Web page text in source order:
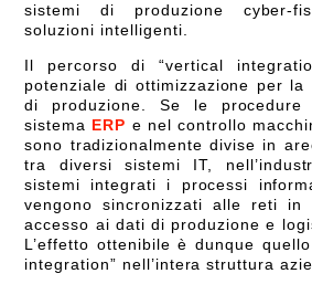
sistemi di produzione cyber-
soluzioni intelligenti.
Il percorso di “vertical
potenziale di ottimizzazione per
di produzione. Se le
sistema ERP e nel controllo
sono tradizionalmente divise in
tra diversi sistemi IT,
sistemi integrati i processi
vengono sincronizzati alle reti in
accesso ai dati di produzione e
L’effetto ottenibile è dunque
integration” nell’intera struttura